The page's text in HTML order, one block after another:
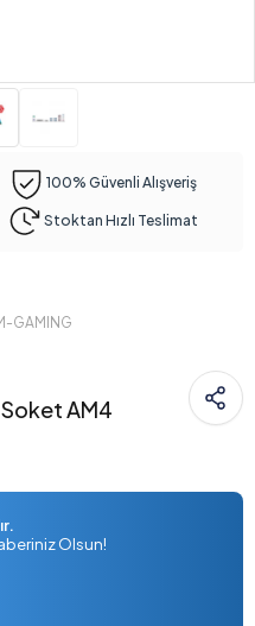
100% Güvenli Alışveriş
Stoktan Hızlı Teslimat
GAMING
AM4
Olsun!